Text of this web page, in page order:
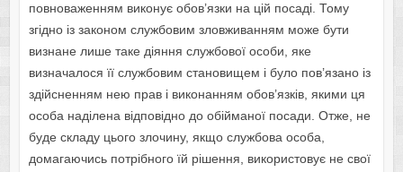
повноваженням виконує обов’язки на цій посаді. Тому
згідно із законом службовим зловживанням може бути
визнане лише таке діяння службової особи, яке
визначалося її службовим становищем і було пов’язано із
здійсненням нею прав і виконанням обов’язків, якими ця
особа наділена відповідно до обійманої посади. Отже, не
буде складу цього злочину, якщо службова особа,
домагаючись потрібного їй рішення, використовує не свої